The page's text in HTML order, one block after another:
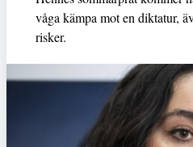
våga kämpa mot en diktatur,
risker.